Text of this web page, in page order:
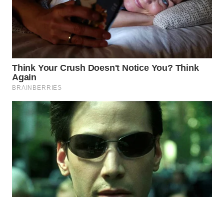
NATUNA
WN
BINTAN
WN
MANDALIKA
WN
LIKUPANG
LABUANBAJO
WN
BORNEO